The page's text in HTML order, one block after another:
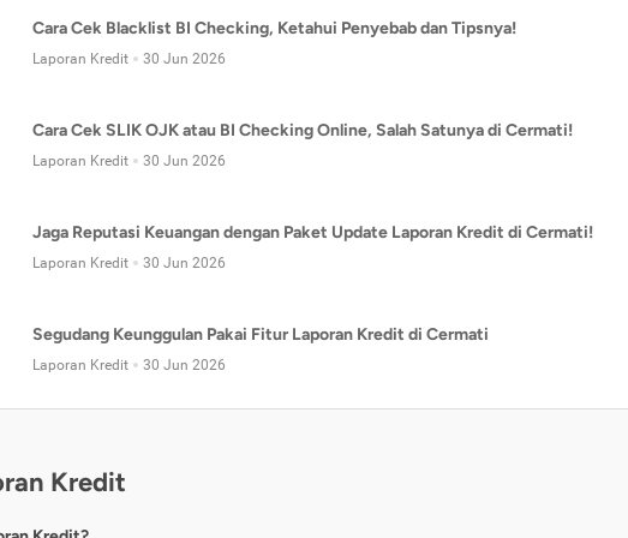
Cara Cek Blacklist BI Checking, Ketahui Penyebab dan Tipsnya!
Laporan Kredit 30 Jun 2026
Cara Cek SLIK OJK atau BI Checking Online, Salah Satunya di Cermati!
Laporan Kredit 30 Jun 2026
Jaga Reputasi Keuangan dengan Paket Update Laporan Kredit di Cermati!
Laporan Kredit 30 Jun 2026
Segudang Keunggulan Pakai Fitur Laporan Kredit di Cermati
Laporan Kredit 30 Jun 2026
Kredit